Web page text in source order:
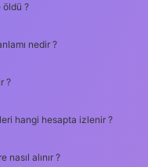
öldü ?
nedir ?
?
hangi hesapta izlenir ?
alınır ?